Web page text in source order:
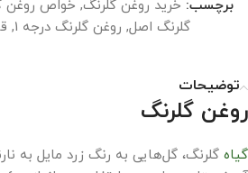
برچسب: خرید روغن گلرنگ, خواص روغن
گلرنگ اصل, روغن گلرنگ درجه 1 ,
توضیحات
روغن گلرنگ
گیاه گلرنگ، گل‌هایی به رنگ زرد مایل به